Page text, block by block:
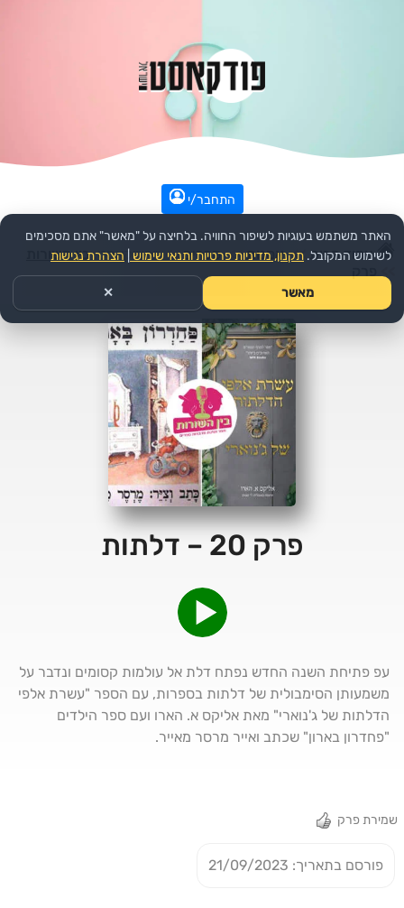
התחבר/י
עמוד הבית >> אמנות >> ספרים >>הפודקאסט: בין השורות
פרק 20 – דלתות
עפ פתיחת השנה החדש נפתח דלת אל עולמות קסומים ונדבר על
משמעותן הסימבולית של דלתות בספרות, עם הספר "עשרת אלפי
הדלתות של ג'נוארי" מאת אליקס א. הארו ועם ספר הילדים
"פחדרון בארון" שכתב ואייר מרסר מאייר.
שמירת פרק
פורסם בתאריך: 21/09/2023
האתר משתמש בעוגיות לשיפור החוויה. בלחיצה על "מאשר" אתם מסכימים
לשימוש המקובל. תקנון, מדיניות פרטיות ותנאי שימוש הצהרת נגישות
מאשר ✕